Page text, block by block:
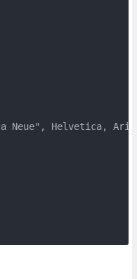
Neue", Helvetica,